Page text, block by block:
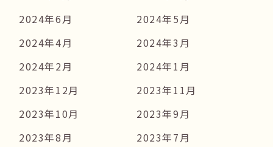
2024年6月
2024年5月
2024年4月
2024年3月
2024年2月
2024年1月
2023年12月
2023年11月
2023年10月
2023年9月
2023年8月
2023年7月